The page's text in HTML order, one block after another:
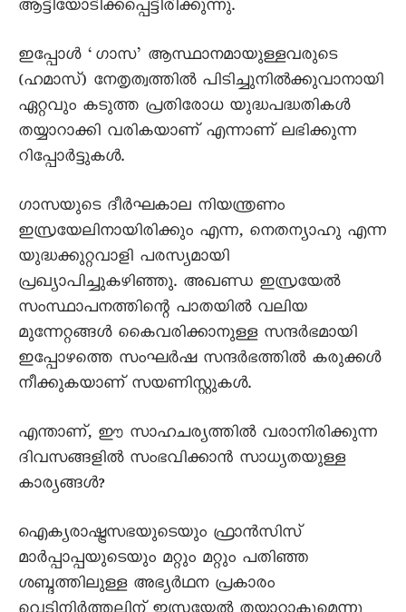
ആട്ടിയോടിക്കപ്പെട്ടിരിക്കുന്നു.
ഇപ്പോൾ ‘ഗാസ’ ആസ്ഥാനമായുള്ളവരുടെ
(ഹമാസ്) നേതൃത്വത്തിൽ പിടിച്ചുനിൽക്കുവാനായി
ഏറ്റവും കടുത്ത പ്രതിരോധ യുദ്ധപദ്ധതികൾ
തയ്യാറാക്കി വരികയാണ് എന്നാണ് ലഭിക്കുന്ന
റിപ്പോർട്ടുകൾ.
ഗാസയുടെ ദീർഘകാല നിയന്ത്രണം
ഇസ്രയേലിനായിരിക്കും എന്ന, നെതന്യാഹു എന്ന
യുദ്ധക്കുറ്റവാളി പരസ്യമായി
പ്രഖ്യാപിച്ചുകഴിഞ്ഞു. അഖണ്ഡ ഇസ്രയേൽ
സംസ്ഥാപനത്തിന്റെ പാതയിൽ വലിയ
മുന്നേറ്റങ്ങൾ കെെവരിക്കാനുള്ള സന്ദർഭമായി
ഇപ്പോഴത്തെ സംഘർഷ സന്ദർഭത്തിൽ കരുക്കൾ
നീക്കുകയാണ് സയണിസ്റ്റുകൾ.
എന്താണ്, ഈ സാഹചര്യത്തിൽ വരാനിരിക്കുന്ന
ദിവസങ്ങളിൽ സംഭവിക്കാൻ സാധ്യതയുള്ള
കാര്യങ്ങൾ?
ഐക്യരാഷ്ട്രസഭയുടെയും ഫ്രാൻസിസ്
മാർപ്പാപ്പയുടെയും മറ്റും മറ്റും പതിഞ്ഞ
ശബ്ദത്തിലുള്ള അഭ്യർഥന പ്രകാരം